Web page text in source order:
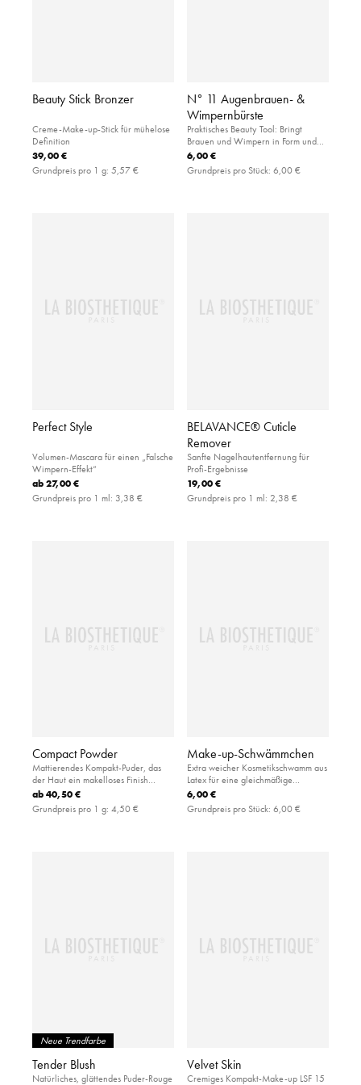
Beauty Stick Bronzer
Creme-Make-up-Stick für mühelose
Definition
39,00 €
Grundpreis pro 1 g: 5,57 €
N° 11 Augenbrauen- &
Wimpernbürste
Praktisches Beauty Tool: Bringt
Brauen und Wimpern in Form und
entfernt überschüssigen Puder von
den Augenbrauen.
6,00 €
Grundpreis pro Stück: 6,00 €
Perfect Style
Volumen-Mascara für einen „Falsche
Wimpern-Effekt“
ab27,00 €
Grundpreis pro 1 ml: 3,38 €
BELAVANCE® Cuticle
Remover
Sanfte Nagelhautentfernung für
Profi-Ergebnisse
19,00 €
Grundpreis pro 1 ml: 2,38 €
Compact Powder
Mattierendes Kompakt-Puder, das
der Haut ein makelloses Finish
verleiht
ab40,50 €
Grundpreis pro 1 g: 4,50 €
Make-up-Schwämmchen
Extra weicher Kosmetikschwamm aus
Latex für eine gleichmäßige
Applikation von flüssiger und
pudriger Foundation
6,00 €
Grundpreis pro Stück: 6,00 €
Neue Trendfarbe
Tender Blush
Natürliches, glättendes Puder-Rouge
Velvet Skin
Cremiges Kompakt-Make-up LSF 15